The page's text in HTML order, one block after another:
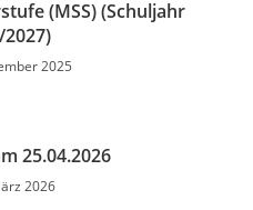
(MSS) (Schuljahr
2025
25.04.2026
2026